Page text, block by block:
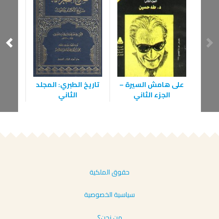
على هامش السيرة –
الجزء الثاني
تاريخ الطبري: المجلد
الثاني
حقوق الملكية
سياسية الخصوصية